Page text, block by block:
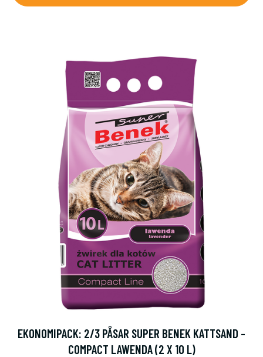
EKONOMIPACK: 2/3 PÅSAR SUPER BENEK KATTSAND -
COMPACT LAWENDA (2 X 10 L)